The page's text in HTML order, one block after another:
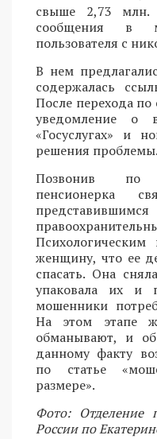
свыше 2,73 млн.
сообщения в
пользователя с
В нем
содержалась
После перехода
уведомление о
«Госуслугах» и
решения проблемы.
Позвонив по
пенсионерка
женщину, что ее
спасать. Она
упаковала их и
мошенники
На этом этапе
обманывают, и
данному факту
по статье
размере».
Фото:
России по